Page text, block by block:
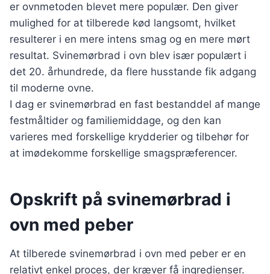
er ovnmetoden blevet mere populær. Den giver
mulighed for at tilberede kød langsomt, hvilket
resulterer i en mere intens smag og en mere mørt
resultat. Svinemørbrad i ovn blev især populært i
det 20. århundrede, da flere husstande fik adgang
til moderne ovne.
I dag er svinemørbrad en fast bestanddel af mange
festmåltider og familiemiddage, og den kan
varieres med forskellige krydderier og tilbehør for
at imødekomme forskellige smagspræferencer.
Opskrift på svinemørbrad i
ovn med peber
At tilberede svinemørbrad i ovn med peber er en
relativt enkel proces, der kræver få ingredienser.